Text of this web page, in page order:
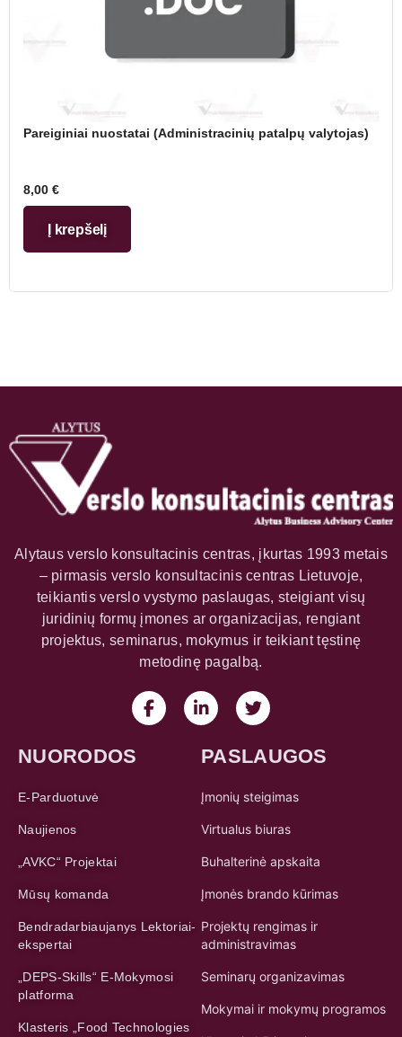
Pareiginiai nuostatai (Administracinių patalpų valytojas)
8,00 €
Į krepšelį
Alytaus verslo konsultacinis centras, įkurtas 1993 metais
– pirmasis verslo konsultacinis centras Lietuvoje,
teikiantis verslo vystymo paslaugas, steigiant visų
juridinių formų įmones ar organizacijas, rengiant
projektus, seminarus, mokymus ir teikiant tęstinę
metodinę pagalbą.
NUORODOS
E-Parduotuvė
Naujienos
„AVKC“ Projektai
Mūsų komanda
Bendradarbiaujanys Lektoriai-
ekspertai
„DEPS-Skills“ E-Mokymosi
platforma
Klasteris „Food Technologies
PASLAUGOS
Įmonių steigimas
Virtualus biuras
Buhalterinė apskaita
Įmonės brando kūrimas
Projektų rengimas ir
administravimas
Seminarų organizavimas
Mokymai ir mokymų programos